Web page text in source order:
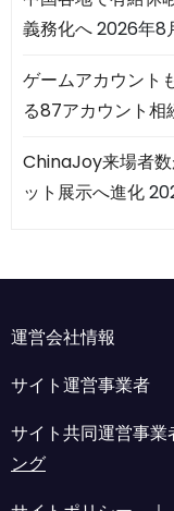
義務化へ2026年8
ゲームアカウント
る87アカウント相
ChinaJoy来場者
ット展示へ進化
運営会社情報
サイト運営事業者
サイト共同運営事
ング